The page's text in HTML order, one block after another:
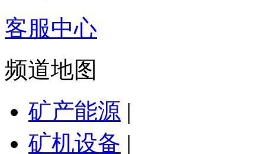
客服中心
频道地图
矿产能源 |
矿机设备 |